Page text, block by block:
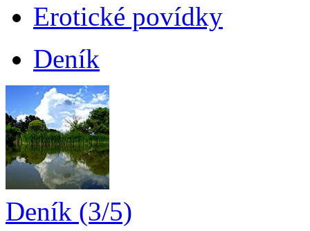
Erotické povídky
Deník
Deník (3/5)